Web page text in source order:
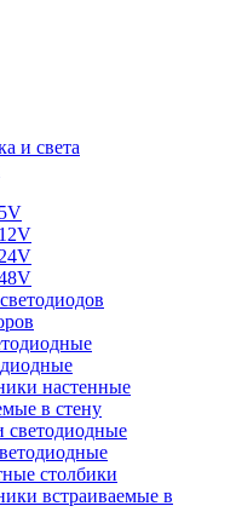
и света
настенные
в стену
столбики
встраиваемые в